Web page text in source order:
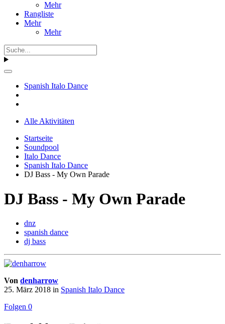
Mehr
Rangliste
Mehr
Mehr
Spanish Italo Dance
Alle Aktivitäten
Startseite
Soundpool
Italo Dance
Spanish Italo Dance
DJ Bass - My Own Parade
DJ Bass - My Own Parade
dnz
spanish dance
dj bass
Von denharrow
25. März 2018 in Spanish Italo Dance
Folgen 0